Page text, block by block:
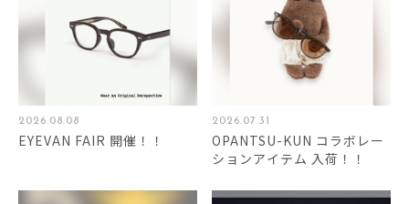
2026.08.08
EYEVAN FAIR 開催！！
2026.07.31
OPANTSU-KUN コラボレー
ションアイテム 入荷！！